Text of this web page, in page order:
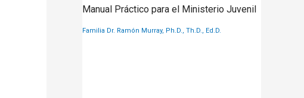
Manual Práctico para el Ministerio Juvenil
Familia Dr. Ramón Murray, Ph.D., Th.D., Ed.D.